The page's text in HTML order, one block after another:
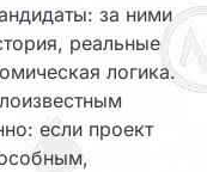
за ними
реальные
логика.
если проект